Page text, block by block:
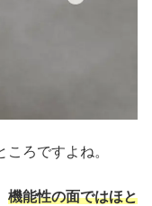
ろですよね。
機能性の面ではほと